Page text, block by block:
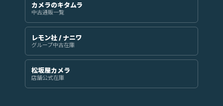
カメラのキタムラ
中古通販一覧
レモン社 / ナニワ
グループ中古在庫
松坂屋カメラ
店舗公式在庫